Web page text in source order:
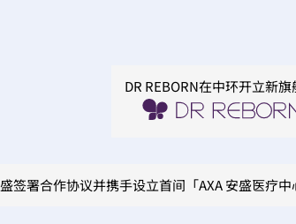
DR REBORN在中环开立新旗
签署合作协议并携手设立首间「AXA 安盛医疗中